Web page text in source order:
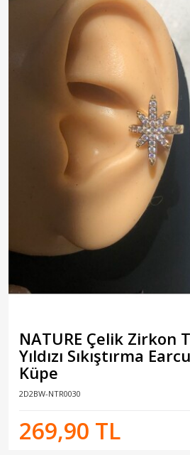
NATURE Çelik Zirkon
Yıldızı Sıkıştırma
Küpe
2D2BW-NTR0030
269,90 TL